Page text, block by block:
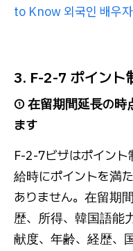
to Know 외국인 배우
3. F-2-7 ポイン
① 在留期間延長の時
ます
F-2-7ビザはポイン
給時にポイントを満
ありません。在留期
歴、所得、韓国語能
献度、年齢、経歴、